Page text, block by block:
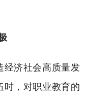
经济社会高质量发
时，对职业教育的